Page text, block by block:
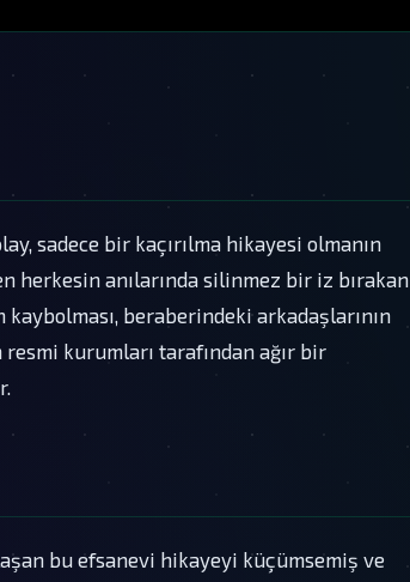
sadece bir kaçırılma hikayesi olmanın
herkesin anılarında silinmez bir iz bırakan
beraberindeki arkadaşlarının
kurumları tarafından ağır bir
bu efsanevi hikayeyi küçümsemiş ve